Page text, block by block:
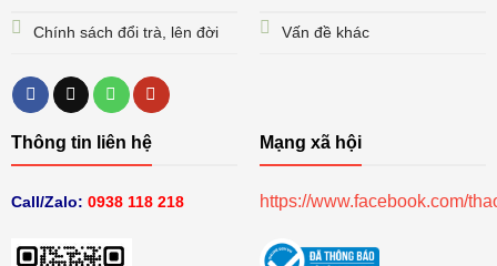
Chính sách đổi trà, lên đời Vấn đề khác
Thông tin liên hệ
Call/Zalo: 0938 118 218
Mạng xã hội
https://www.facebook.com/